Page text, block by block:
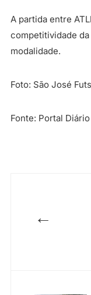
A partida entre
competitividade
modalidade.
Foto: São José
Fonte: Portal Diário
←